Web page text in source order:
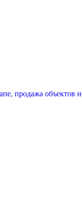
продажа объектов